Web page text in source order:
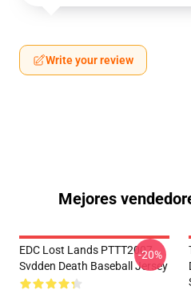
Write your review
Mejores
EDC Lost Lands PTTT2007
Svdden Death Baseball Jersey
-20%